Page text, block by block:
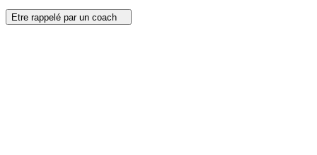
Etre rappelé par un coach